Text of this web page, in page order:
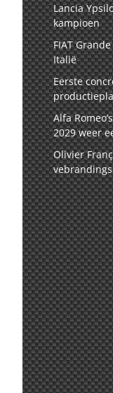
Lancia
kampioen
FIAT
Italië
Eerste
Alfa
2029 weer
Olivier